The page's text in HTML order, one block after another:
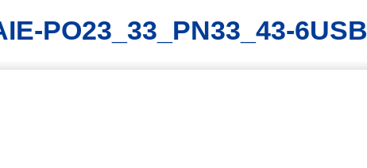
PO23_33_PN33_43-6USB